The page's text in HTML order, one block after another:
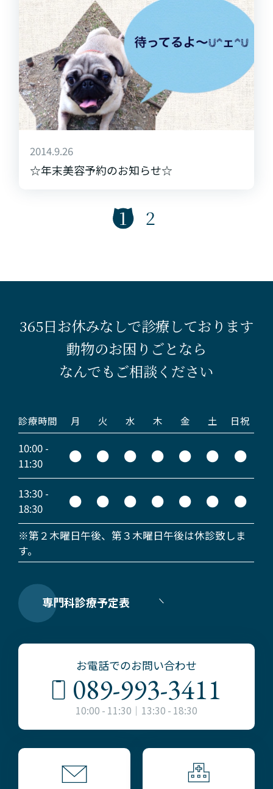
2014.9.26
☆年末美容予約のお知らせ☆
1 2
365日お休みなしで診療しております
動物のお困りごとなら
なんでもご相談ください
診療時間 月 火 水 木 金 土 日祝
10:00 -
11:30
● ● ● ● ● ● ●
13:30 -
18:30
● ● ● ● ● ● ●
※第２木曜日午後、第３木曜日午後は休診致しま
す。
専門科診療予定表
お電話でのお問い合わせ
089-993-3411
10:00 - 11:30｜13:30 - 18:30